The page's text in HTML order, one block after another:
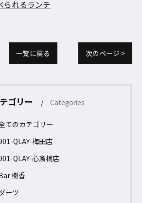
られるランチ
一覧に戻る 次のページ >
ゴリー Categories
てのカテゴリー
QLAY-梅田店
QLAY-心斎橋店
樹香
ーツ